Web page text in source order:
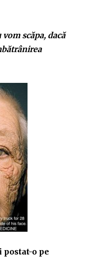
scăpa, dacă
postat-o pe